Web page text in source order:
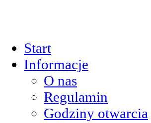
Start
Informacje
O nas
Regulamin
Godziny otwarcia